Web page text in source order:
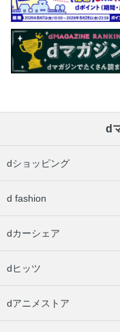
d
dショッピング
d fashion
dカーシェア
dヒッツ
dアニメストア